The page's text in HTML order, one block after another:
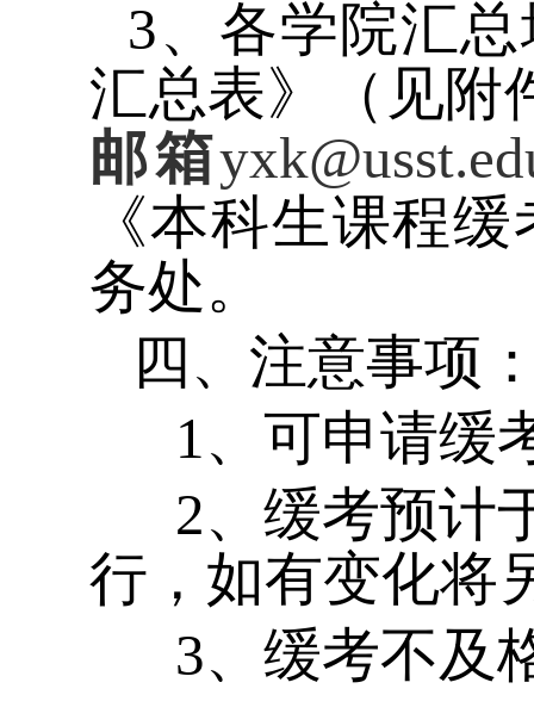
3、各学院汇
汇总表》（见附
邮箱
《本科生课程
务处。
四、注意事项
1、可申请缓
2、缓考预计
行，如有变化将
3、缓考不及